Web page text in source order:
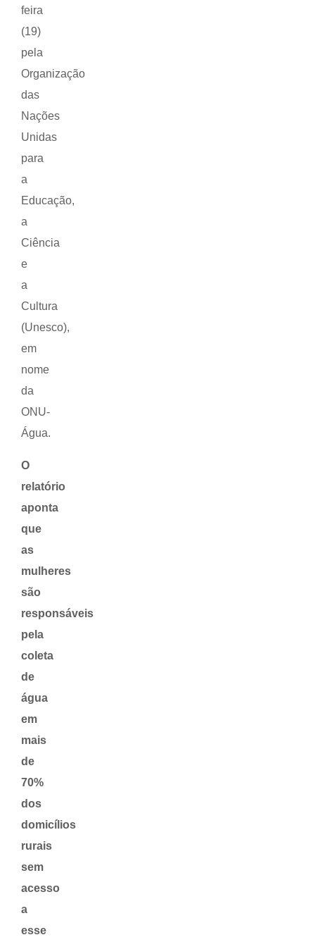
feira
(19)
pela
Organização
das
Nações
Unidas
para
a
Educação,
a
Ciência
e
a
Cultura
(Unesco),
em
nome
da
ONU-
Água.
O
relatório
aponta
que
as
mulheres
são
responsáveis
pela
coleta
de
água
em
mais
de
70%
dos
domicílios
rurais
sem
acesso
a
esse